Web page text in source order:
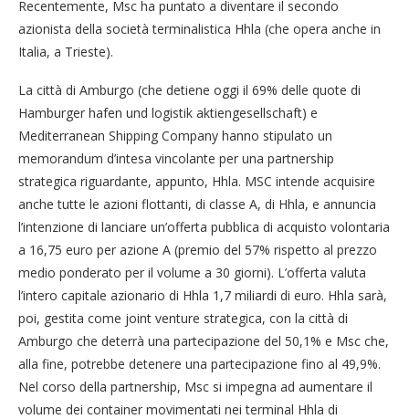
Recentemente, Msc ha puntato a diventare il secondo
azionista della società terminalistica Hhla (che opera anche in
Italia, a Trieste).
La città di Amburgo (che detiene oggi il 69% delle quote di
Hamburger hafen und logistik aktiengesellschaft) e
Mediterranean Shipping Company hanno stipulato un
memorandum d’intesa vincolante per una partnership
strategica riguardante, appunto, Hhla. MSC intende acquisire
anche tutte le azioni flottanti, di classe A, di Hhla, e annuncia
l’intenzione di lanciare un’offerta pubblica di acquisto volontaria
a 16,75 euro per azione A (premio del 57% rispetto al prezzo
medio ponderato per il volume a 30 giorni). L’offerta valuta
l’intero capitale azionario di Hhla 1,7 miliardi di euro. Hhla sarà,
poi, gestita come joint venture strategica, con la città di
Amburgo che deterrà una partecipazione del 50,1% e Msc che,
alla fine, potrebbe detenere una partecipazione fino al 49,9%.
Nel corso della partnership, Msc si impegna ad aumentare il
volume dei container movimentati nei terminal Hhla di